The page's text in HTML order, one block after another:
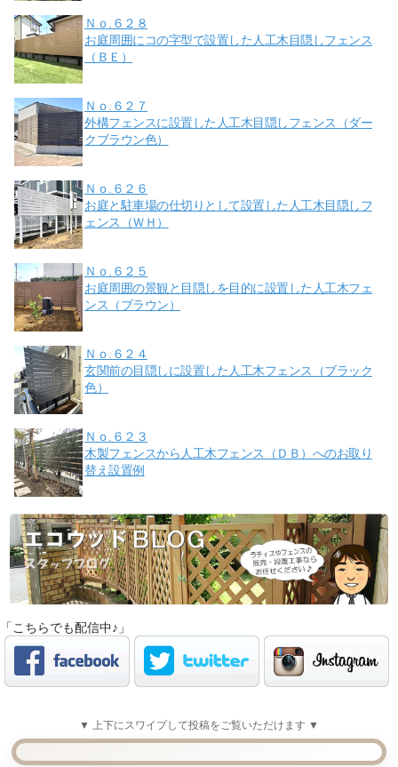
Ｎｏ.６２８
お庭周囲にコの字型で設置した人工木目隠しフェンス
（ＢＥ）
Ｎｏ.６２７
外構フェンスに設置した人工木目隠しフェンス（ダー
クブラウン色）
Ｎｏ.６２６
お庭と駐車場の仕切りとして設置した人工木目隠しフ
ェンス（ＷＨ）
Ｎｏ.６２５
お庭周囲の景観と目隠しを目的に設置した人工木フェ
ンス（ブラウン）
Ｎｏ.６２４
玄関前の目隠しに設置した人工木フェンス（ブラック
色）
Ｎｏ.６２３
木製フェンスから人工木フェンス（ＤＢ）へのお取り
替え設置例
「こちらでも配信中♪」
▼ 上下にスワイプして投稿をご覧いただけます ▼